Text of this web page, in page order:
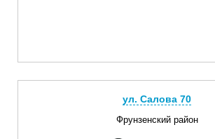
ул. Салова 70
Фрунзенский район